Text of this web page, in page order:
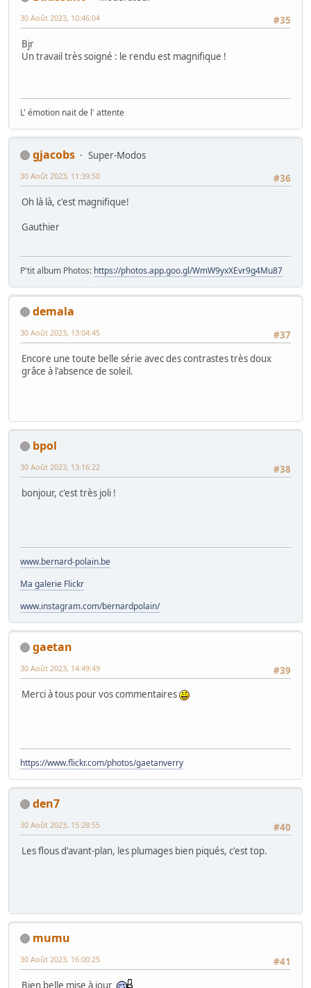
#35
30 Août 2023, 10:46:04
Bjr
Un travail très soigné : le rendu est magnifique !
L' émotion nait de l' attente
gjacobs
Super-Modos
#36
30 Août 2023, 11:39:50
Oh là là, c'est magnifique!
Gauthier
P'tit album Photos: https://photos.app.goo.gl/WmW9yxXEvr9g4Mu87
demala
#37
30 Août 2023, 13:04:45
Encore une toute belle série avec des contrastes très doux
grâce à l'absence de soleil.
bpol
#38
30 Août 2023, 13:16:22
bonjour, c'est très joli !
www.bernard-polain.be
Ma galerie Flickr
www.instagram.com/bernardpolain/
gaetan
#39
30 Août 2023, 14:49:49
Merci à tous pour vos commentaires
https://www.flickr.com/photos/gaetanverry
den7
#40
30 Août 2023, 15:28:55
Les flous d'avant-plan, les plumages bien piqués, c'est top.
mumu
#41
30 Août 2023, 16:00:25
Bien belle mise à jour